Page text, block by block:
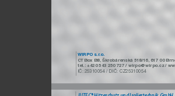
WIRPO s.r.o.
CTBox B8, Škrobárenská 518/16, 617 00
tel.: +420 543 250 727 / wirpo@wirpo.cz /
IČ: 25310054 / DIČ: CZ25310054